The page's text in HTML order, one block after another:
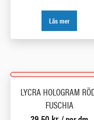
Läs mer
LYCRA HOLOGRAM
FUSCHIA